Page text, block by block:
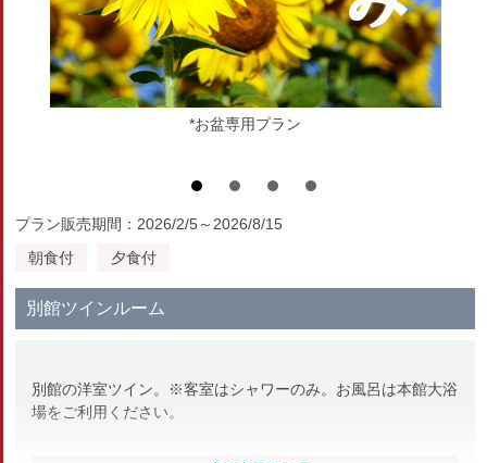
*お盆専用プラン
プラン販売期間：2026/2/5～2026/8/15
朝食付
夕食付
別館ツインルーム
別館の洋室ツイン。※客室はシャワーのみ。お風呂は本館大浴
場をご利用ください。